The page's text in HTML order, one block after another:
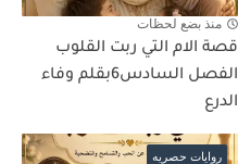
منذ بضع لحظات
قصة الام التي ربت القلوب
الفصل السادس6بقلم وفاء
الدرع
روايات حصريه